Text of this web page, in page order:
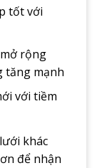
tốt với
rộng
tăng mạnh
với tiềm
khác
để nhận